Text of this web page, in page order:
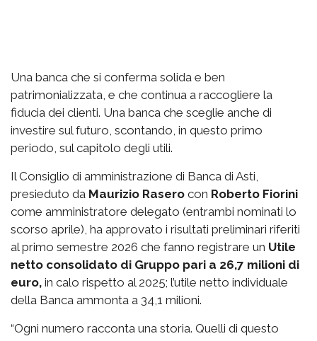
Una banca che si conferma solida e ben
patrimonializzata, e che continua a raccogliere la
fiducia dei clienti. Una banca che sceglie anche di
investire sul futuro, scontando, in questo primo
periodo, sul capitolo degli utili.
Il Consiglio di amministrazione di Banca di Asti,
presieduto da Maurizio Rasero con Roberto Fiorini
come amministratore delegato (entrambi nominati lo
scorso aprile), ha approvato i risultati preliminari riferiti
al primo semestre 2026 che fanno registrare un Utile
netto consolidato di Gruppo pari a 26,7 milioni di
euro, in calo rispetto al 2025; l’utile netto individuale
della Banca ammonta a 34,1 milioni.
“Ogni numero racconta una storia. Quelli di questo